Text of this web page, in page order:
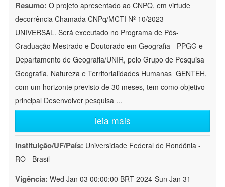
Resumo: O projeto apresentado ao CNPQ, em virtude
decorrência Chamada CNPq/MCTI Nº 10/2023 -
UNIVERSAL. Será executado no Programa de Pós-
Graduação Mestrado e Doutorado em Geografia - PPGG e
Departamento de Geografia/UNIR, pelo Grupo de Pesquisa
Geografia, Natureza e Territorialidades Humanas  GENTEH,
com um horizonte previsto de 30 meses, tem como objetivo
principal Desenvolver pesquisa ...
leia mais
Instituição/UF/País: Universidade Federal de Rondônia -
RO - Brasil
Vigência: Wed Jan 03 00:00:00 BRT 2024-Sun Jan 31